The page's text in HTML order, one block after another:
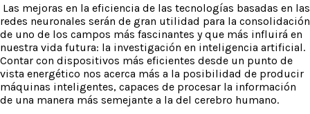
Las mejoras en la eficiencia de las tecnologías basadas en las
redes neuronales serán de gran utilidad para la consolidación
de uno de los campos más fascinantes y que más influirá en
nuestra vida futura: la investigación en inteligencia artificial.
Contar con dispositivos más eficientes desde un punto de
vista energético nos acerca más a la posibilidad de producir
máquinas inteligentes, capaces de procesar la información
de una manera más semejante a la del cerebro humano.